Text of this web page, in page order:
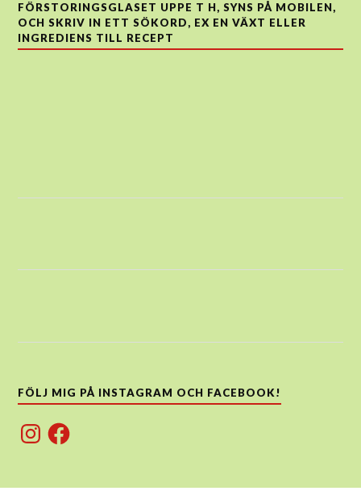
FÖRSTORINGSGLASET UPPE T H, SYNS PÅ MOBILEN,
OCH SKRIV IN ETT SÖKORD, EX EN VÄXT ELLER
INGREDIENS TILL RECEPT
FÖLJ MIG PÅ INSTAGRAM OCH FACEBOOK!
InstagramFacebook